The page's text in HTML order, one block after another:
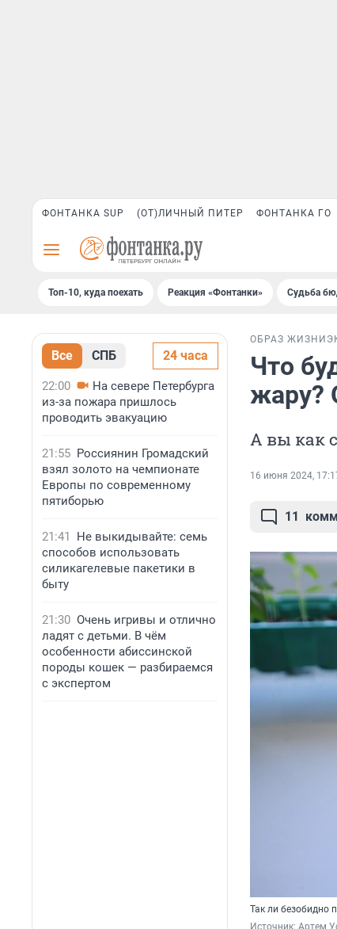
ФОНТАНКА SUP (ОТ)ЛИЧНЫЙ ПИТЕР ФОНТАНКА ГО
Топ-10, куда поехать Реакция «Фонтанки» Судьба
Все СПБ 24 часа
22:00
На севере Петербурга
из-за пожара пришлось
проводить эвакуацию
21:55 Россиянин Громадский
взял золото на чемпионате
Европы по современному
пятиборью
21:41
Не выкидывайте: семь
способов использовать
силикагелевые пакетики в
быту
21:30 Очень игривы и отлично
ладят с детьми. В чём
особенности абиссинской
породы кошек — разбираемся
с экспертом
ОБРАЗ ЖИЗНИ
Что
жару?
А вы как
16 июня 2024,
11
Так ли безобидно
Источник: Артем